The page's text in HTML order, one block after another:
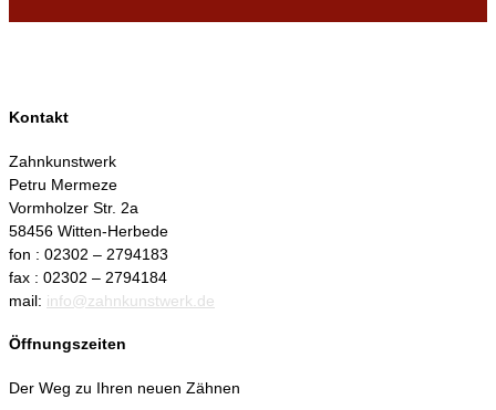
Kontakt
Zahnkunstwerk
Petru Mermeze
Vormholzer Str. 2a
58456 Witten-Herbede
fon : 02302 – 2794183
fax : 02302 – 2794184
mail: info@zahnkunstwerk.de
Öffnungszeiten
Der Weg zu Ihren neuen Zähnen